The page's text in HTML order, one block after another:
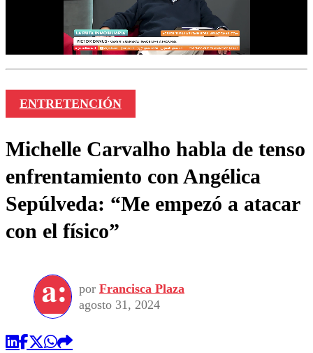
ENTRETENCIÓN
Michelle Carvalho habla de tenso
enfrentamiento con Angélica
Sepúlveda: “Me empezó a atacar
con el físico”
por Francisca Plaza
agosto 31, 2024